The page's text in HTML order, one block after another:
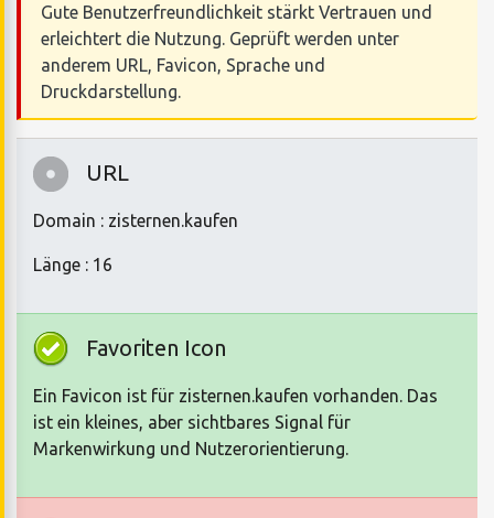
Gute Benutzerfreundlichkeit stärkt Vertrauen und
erleichtert die Nutzung. Geprüft werden unter
anderem URL, Favicon, Sprache und
Druckdarstellung.
URL
Domain : zisternen.kaufen
Länge : 16
Favoriten Icon
Ein Favicon ist für zisternen.kaufen vorhanden. Das
ist ein kleines, aber sichtbares Signal für
Markenwirkung und Nutzerorientierung.